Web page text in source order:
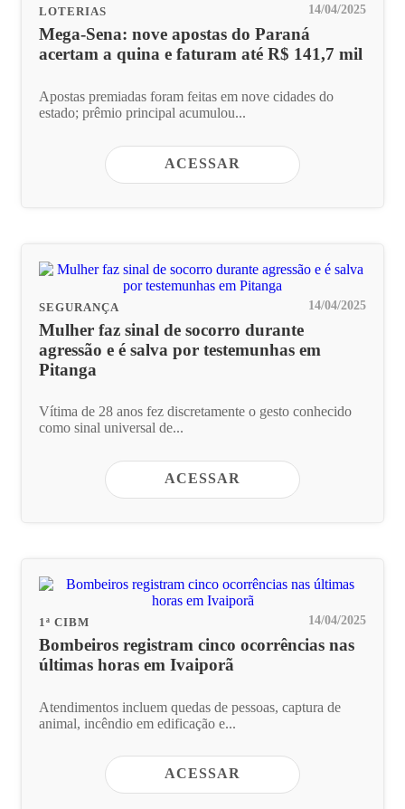
LOTERIAS 14/04/2025
Mega-Sena: nove apostas do Paraná
acertam a quina e faturam até R$ 141,7 mil
Apostas premiadas foram feitas em nove cidades do
estado; prêmio principal acumulou...
ACESSAR
SEGURANÇA 14/04/2025
Mulher faz sinal de socorro durante
agressão e é salva por testemunhas em
Pitanga
Vítima de 28 anos fez discretamente o gesto conhecido
como sinal universal de...
ACESSAR
1ª CIBM 14/04/2025
Bombeiros registram cinco ocorrências nas
últimas horas em Ivaiporã
Atendimentos incluem quedas de pessoas, captura de
animal, incêndio em edificação e...
ACESSAR